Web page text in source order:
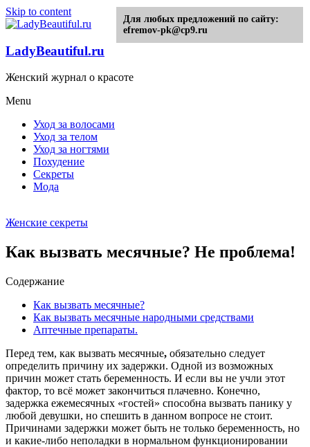
Skip to content
LadyBeautiful.ru
Женский журнал о красоте
Menu
Уход за волосами
Уход за телом
Уход за ногтями
Похудение
Секреты
Мода
Женские секреты
Как вызвать месячные? Не проблема!
Содержание
Как вызвать месячные?
Как вызвать месячные народными средствами
Аптечные препараты.
Перед тем, как вызвать месячные, обязательно следует
определить причину их задержки. Одной из возможных
причин может стать беременность. И если вы не учли этот
фактор, то всё может закончиться плачевно. Конечно,
задержка ежемесячных «гостей» способна вызвать панику у
любой девушки, но спешить в данном вопросе не стоит.
Причинами задержки может быть не только беременность, но
и какие-либо неполадки в нормальном функционировании
Для любых предложений по сайту:
efremov-pk@cp9.ru